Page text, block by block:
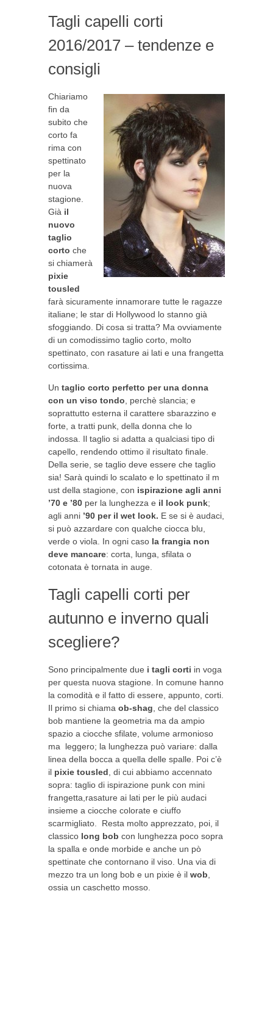
Tagli capelli corti
2016/2017 – tendenze e
consigli
Chiariamo
fin da
subito che
corto fa
rima con
spettinato
per la
nuova
stagione.
Già il
nuovo
taglio
corto che
si chiamerà
pixie
tousled
farà sicuramente innamorare tutte le ragazze
italiane; le star di Hollywood lo stanno già
sfoggiando. Di cosa si tratta? Ma ovviamente
di un comodissimo taglio corto, molto
spettinato, con rasature ai lati e una frangetta
cortissima.
Un taglio corto perfetto per una donna
con un viso tondo , perchè slancia; e
soprattutto esterna il carattere sbarazzino e
forte, a tratti punk, della donna che lo
indossa. Il taglio si adatta a qualciasi tipo di
capello, rendendo ottimo il risultato finale.
Della serie, se taglio deve essere che taglio
sia! Sarà quindi lo scalato e lo spettinato il m
ust della stagione, con ispirazione agli anni
’70 e ’80 per la lunghezza e il look punk;
agli anni ’90 per il wet look. E se si è audaci,
si può azzardare con qualche ciocca blu,
verde o viola. In ogni caso la frangia non
deve mancare: corta, lunga, sfilata o
cotonata è tornata in auge.
Tagli capelli corti per
autunno e inverno quali
scegliere?
Sono principalmente due i tagli corti in voga
per questa nuova stagione. In comune hanno
la comodità e il fatto di essere, appunto, corti.
Il primo si chiama ob-shag , che del classico
bob mantiene la geometria ma da ampio
spazio a ciocche sfilate, volume armonioso
ma leggero; la lunghezza può variare: dalla
linea della bocca a quella delle spalle. Poi c’è
il pixie tousled , di cui abbiamo accennato
sopra: taglio di ispirazione punk con mini
frangetta,rasature ai lati per le più audaci
insieme a ciocche colorate e ciuffo
scarmigliato. Resta molto apprezzato, poi, il
classico long bob con lunghezza poco sopra
la spalla e onde morbide e anche un pò
spettinate che contornano il viso. Una via di
mezzo tra un long bob e un pixie è il wob
ossia un caschetto mosso.